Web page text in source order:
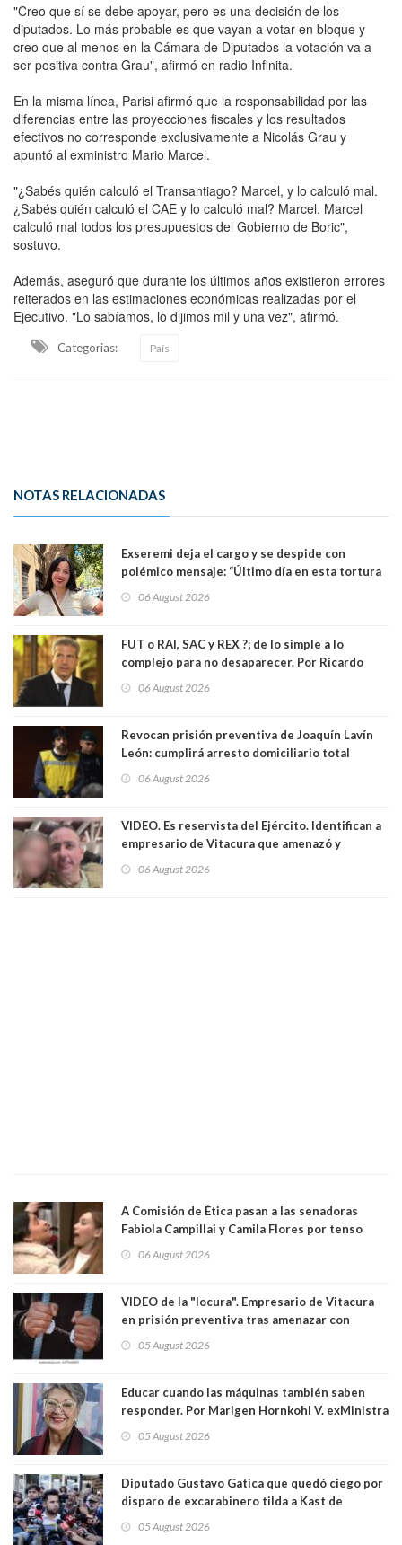
"Creo que sí se debe apoyar, pero es una decisión de los
diputados. Lo más probable es que vayan a votar en bloque y
creo que al menos en la Cámara de Diputados la votación va a
ser positiva contra Grau", afirmó en radio Infinita.
En la misma línea, Parisi afirmó que la responsabilidad por las
diferencias entre las proyecciones fiscales y los resultados
efectivos no corresponde exclusivamente a Nicolás Grau y
apuntó al exministro Mario Marcel.
"¿Sabés quién calculó el Transantiago? Marcel, y lo calculó mal.
¿Sabés quién calculó el CAE y lo calculó mal? Marcel. Marcel
calculó mal todos los presupuestos del Gobierno de Boric",
sostuvo.
Además, aseguró que durante los últimos años existieron errores
reiterados en las estimaciones económicas realizadas por el
Ejecutivo. "Lo sabíamos, lo dijimos mil y una vez", afirmó.
Categorias: País
NOTAS RELACIONADAS
Exseremi deja el cargo y se despide con
polémico mensaje: “Último día en esta tortura
06 August 2026
FUT o RAI, SAC y REX ?; de lo simple a lo
complejo para no desaparecer. Por Ricardo
06 August 2026
Revocan prisión preventiva de Joaquín Lavín
León: cumplirá arresto domiciliario total
06 August 2026
VIDEO. Es reservista del Ejército. Identifican a
empresario de Vitacura que amenazó y
al "ring raja". Se trata de Andrés Arrieta y la
06 August 2026
A Comisión de Ética pasan a las senadoras
Fabiola Campillai y Camila Flores por tenso
06 August 2026
VIDEO de la "locura". Empresario de Vitacura
en prisión preventiva tras amenazar con
Los persiguió en potente camioneta
05 August 2026
Educar cuando las máquinas también saben
responder. Por Marigen Hornkohl V. exMinistra
05 August 2026
Diputado Gustavo Gatica que quedó ciego por
disparo de excarabinero tilda a Kast de
absolución del exuniformado. Presidente DC
05 August 2026